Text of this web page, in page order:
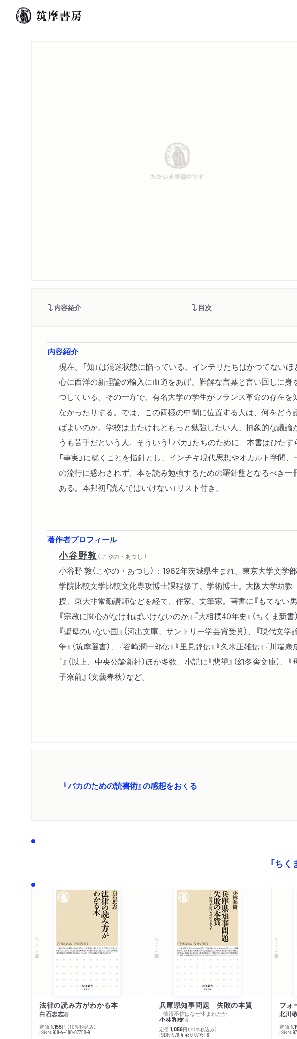
内容紹介 目次
内容紹介
現在、「知」は混迷状態に陥っている。インテリたちはかつてないほ
心に西洋の新理論の輸入に血道をあげ、難解な言葉と言い回しに身
つしている。その一方で、有名大学の学生がフランス革命の存在を
なかったりする。では、この両極の中間に位置する人は、何をどう
ばよいのか。学校は出たけれどもっと勉強したい人、抽象的な議論
うも苦手だという人。そういう「バカ」たちのために、本書はひたす
「事実」に就くことを指針とし、インチキ現代思想やオカルト学問、
の流行に惑わされず、本を読み勉強するための羅針盤となるべき一
ある。本邦初「読んではいけない」リスト付き。
著作者プロフィール
小谷野敦 （ こやの・あつし ）
小谷野 敦（こやの・あつし）：1962年茨城県生まれ。東京大学文学
学院比較文学比較文化専攻博士課程修了、学術博士。大阪大学助教
授、東大非常勤講師などを経て、作家、文筆家。著書に『もてない男
『宗教に関心がなければいけないのか』『大相撲40年史』（ちくま新書）
『聖母のいない国』（河出文庫、サントリー学芸賞受賞）、『現代文学
争』（筑摩選書）、『谷崎潤一郎伝』『里見弴伝』『久米正雄伝』『川端康
`』（以上、中央公論新社）ほか多数。小説に『悲望』（幻冬舎文庫）、『
子寮前』（文藝春秋）など。
『バカのための読書術』の感想をおくる
「ち
ちくま新書
法律の読み方がわかる本
白石忠志著
定価:1,155円 （10％税込み）
ISBN:978-4-480-07750-9
ちくま新書
兵庫県知事問題 失敗の本質
─情報不信はなぜ生まれたか
小林和樹著
定価:1,056円 （10％税込み）
ISBN:978-4-480-07751-6
ちくま新書
フォ
北川
定価:
ISBN: